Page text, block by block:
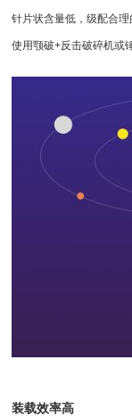
针片状含量低，级配合
使用颚破+反击破碎机或
装载效率高